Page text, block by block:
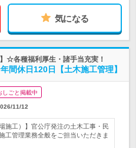
気になる
☆各種福利厚生・諸手当充実！
間休日120日【土木施工管理】
しごと掲載中
11/12
施工）】官公庁発注の土木工事・民
工管理業務全般をご担当いただきま